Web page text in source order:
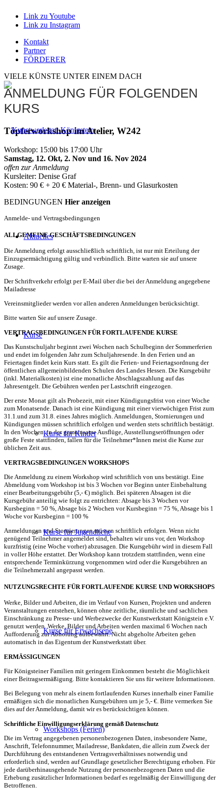
Link zu Youtube
Link zu Instagram
Kontakt
Partner
FÖRDERER
VIELE KÜNSTE UNTER EINEM DACH
Aktuelles
Kurse
Kurse für Kinder
Kurse für Jugendliche
Kurse für Erwachsene
Workshops (Ferien)
ANMELDUNG FÜR FOLGENDEN
KURS
Töpferworkshop im Atelier, W242
Workshop: 15:00 bis 17:00 Uhr
Samstag, 12. Okt, 2. Nov und 16. Nov 2024
offen zur Anmeldung
Kursleiter: Denise Graf
Kosten: 90 € + 20 € Material-, Brenn- und Glasurkosten
BEDINGUNGEN Hier anzeigen
Anmelde- und Vertragsbedingungen
ALLGEMEINE GESCHÄFTSBEDINGUNGEN
Die Anmeldung erfolgt ausschließlich schriftlich, ist nur mit Erteilung der
Einzugsermächtigung gültig und verbindlich. Bitte warten sie auf unsere
Zusage.
Der Schriftverkehr erfolgt per E-Mail über die bei der Anmeldung angegebene
Mailadresse
Vereinsmitglieder werden vor allen anderen Anmeldungen berücksichtigt.
Bitte warten Sie auf unsere Zusage.
VERTRAGSBEDINGUNGEN FÜR FORTLAUFENDE KURSE
Das Kunstschuljahr beginnt zwei Wochen nach Schulbeginn der Sommerferien
und endet im folgenden Jahr zum Schuljahresende. In den Ferien und an
Feiertagen findet kein Kurs statt. Es gilt die Ferien- und Feiertagsordnung der
öffentlichen allgemeinbildenden Schulen des Landes Hessen. Die Kursgebühr
(inkl. Materialkosten) ist eine monatliche Abschlagszahlung auf das
Jahresentgelt. Die Gebühren werden per Lastschrift eingezogen.
Der erste Monat gilt als Probezeit, mit einer Kündigungsfrist von einer Woche
zum Monatsende. Danach ist eine Kündigung mit einer vierwöchigen Frist zum
31.1.und zum 31.8. eines Jahres möglich. Anmeldungen, Stornierungen und
Kündigungen müssen schriftlich erfolgen und werden stets schriftlich bestätigt.
In den Wochen, in der gemeinsame Ausflüge, Ausstellungseröffnungen oder
große Feste stattfinden, fallen für die Teilnehmer*Innen meist die Kurse zur
üblichen Zeit aus.
VERTRAGSBEDINGUNGEN WORKSHOPS
Die Anmeldung zu einem Workshop wird schriftlich von uns bestätigt. Eine
Abmeldung vom Workshop ist bis 3 Wochen vor Beginn unter Einbehaltung
einer Bearbeitungsgebühr (5,- €) möglich. Bei späteren Absagen ist die
Kursgebühr anteilig wie folgt zu entrichten: Absage bis 3 Wochen vor
Kursbeginn = 50 %, Absage bis 2 Wochen vor Kursbeginn = 75 %, Absage bis 1
Woche vor Kursbeginn = 100 %
Anmeldungen und Stornierungen müssen schriftlich erfolgen. Wenn nicht
genügend Teilnehmer angemeldet sind, behalten wir uns vor, den Workshop
kurzfristig (eine Woche vorher) abzusagen. Die Kursgebühr wird in diesem Fall
in voller Höhe erstattet. Der Workshop kann trotzdem stattfinden, wenn eine
entsprechende Terminkürzung vorgenommen wird oder die Kursgebühren an
die Teilnehmerzahl angepasst werden.
NUTZUNGSRECHTE FÜR FORTLAUFENDE KURSE UND WORKSHOPS
Werke, Bilder und Arbeiten, die im Verlauf von Kursen, Projekten und anderen
Veranstaltungen entstehen, können ohne zeitliche, räumliche und sachlichen
Einschränkung zu Presse- und Werbezwecke der Kunstwerkstatt Königstein e.V.
genutzt werden. Werke, Bilder und Arbeiten werden maximal 6 Wochen nach
Aufforderung zur Abholung aufbewahrt. Nicht abgeholte Arbeiten gehen
automatisch in das Eigentum der Kunstwerkstatt über.
ERMÄSSIGUNGEN
Für Königsteiner Familien mit geringem Einkommen besteht die Möglichkeit
einer Beitragsermäßigung. Bitte kontaktieren Sie uns für weitere Informationen.
Bei Belegung von mehr als einem fortlaufenden Kurses innerhalb einer Familie
ermäßigen sich die monatlichen Kursgebühren um je 5,- €. Bitte vermerken Sie
dies auf der Anmeldung, damit wir es berücksichtigen können.
Schriftliche Einwilligungserklärung gemäß Datenschutz
Die im Vertrag angegebenen personenbezogenen Daten, insbesondere Name,
Anschrift, Telefonnummer, Mailadresse, Bankdaten, die allein zum Zweck der
Durchführung des entstandenen Vertragsverhältnisses notwendig und
erforderlich sind, werden auf Grundlage gesetzlicher Berechtigung erhoben. Für
jede darüberhinausgehende Nutzung der personenbezogenen Daten und die
Erhebung zusätzlicher Informationen bedarf es regelmäßig der Einwilligung der
Betroffenen.